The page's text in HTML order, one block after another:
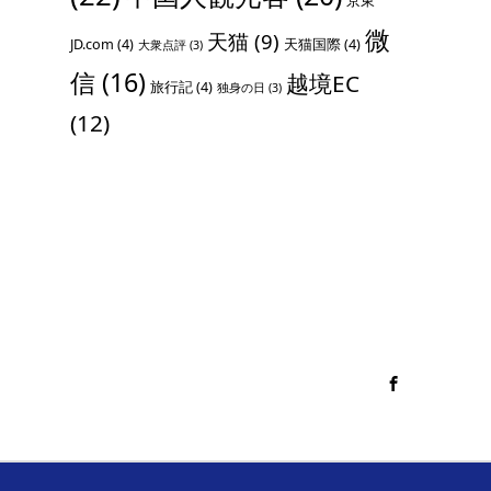
JD.com (4) 大衆点評 (3) 天猫 (9) 天猫国際(4) 微
信 (16) 旅行記(4) 独身の日 (3) 越境EC
(12)